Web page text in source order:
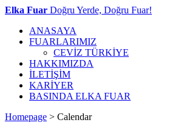
Elka Fuar Doğru Yerde, Doğru Fuar!
ANASAYA
FUARLARIMIZ
CEVİZ TÜRKİYE
HAKKIMIZDA
İLETİŞİM
KARİYER
BASINDA ELKA FUAR
Homepage > Calendar